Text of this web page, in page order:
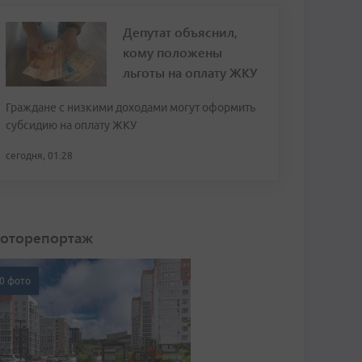
Депутат объяснил,
кому положены
льготы на оплату ЖКУ
Граждане с низкими доходами могут оформить
субсидию на оплату ЖКУ
сегодня, 01:28
фото